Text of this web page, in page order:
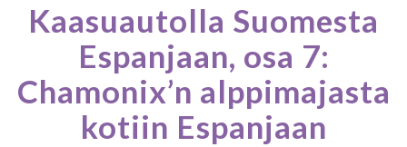
Kaasuautolla Suomesta
Espanjaan, osa 7:
Chamonix’n alppimajasta
kotiin Espanjaan